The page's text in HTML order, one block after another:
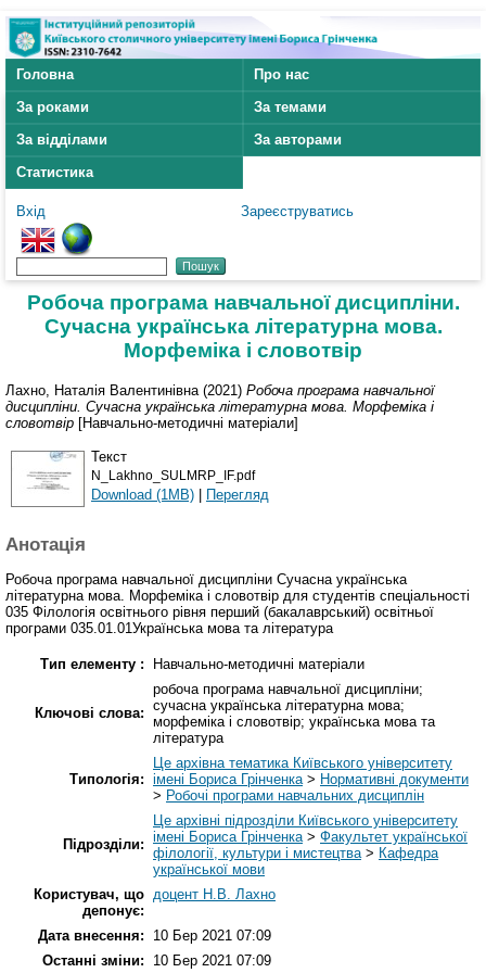
Головна
Про нас
За роками
За темами
За відділами
За авторами
Статистика
Вхід Зареєструватись
Робоча програма навчальної дисципліни.
Сучасна українська літературна мова.
Морфеміка і словотвір
Лахно, Наталія Валентинівна (2021) Робоча програма навчальної
дисципліни. Сучасна українська літературна мова. Морфеміка і
словотвір [Навчально-методичні матеріали]
Текст
N_Lakhno_SULMRP_IF.pdf
Download (1MB) | Перегляд
Анотація
Робоча програма навчальної дисципліни Сучасна українська
літературна мова. Морфеміка і словотвір для студентів спеціальності
035 Філологія освітнього рівня перший (бакалаврський) освітньої
програми 035.01.01Українська мова та література
Тип елементу : Навчально-методичні матеріали
Ключові слова:
робоча програма навчальної дисципліни;
сучасна українська літературна мова;
морфеміка і словотвір; українська мова та
література
Типологія:
Це архівна тематика Київського університету
імені Бориса Грінченка> Нормативні документи
> Робочі програми навчальних дисциплін
Підрозділи:
Це архівні підрозділи Київського університету
імені Бориса Грінченка> Факультет української
філології, культури і мистецтва> Кафедра
української мови
Користувач, що
депонує:
доцент Н.В. Лахно
Дата внесення:
10 Бер 2021 07:09
Останні зміни:
10 Бер 2021 07:09